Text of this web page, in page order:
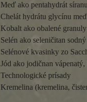
Meď ako pentahydrát
Chelát hydrátu glycínu
Kobalt ako obalené
Selén ako seleničitan
Selénové kvasinky zo
Jód ako jodičnan
Technologické prísady
Kremelina (kremelina,